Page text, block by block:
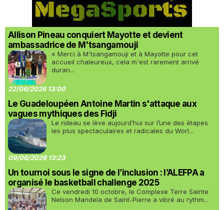
Allison Pineau conquiert Mayotte et devient
ambassadrice de M'tsangamouji
« Merci à M'tsangamouji et à Mayotte pour cet
accueil chaleureux, cela m'est rarement arrivé
duran...
22/06/2026 13:00
Le Guadeloupéen Antoine Martin s'attaque aux
vagues mythiques des Fidji
Le rideau se lève aujourd’hui sur l’une des étapes
les plus spectaculaires et radicales du Worl...
09/06/2026 13:23
Un tournoi sous le signe de l’inclusion : l’ALEFPA a
organisé le basketball challenge 2025
Ce vendredi 10 octobre, le Complexe Terre Sainte
Nelson Mandela de Saint-Pierre a vibré au rythm...